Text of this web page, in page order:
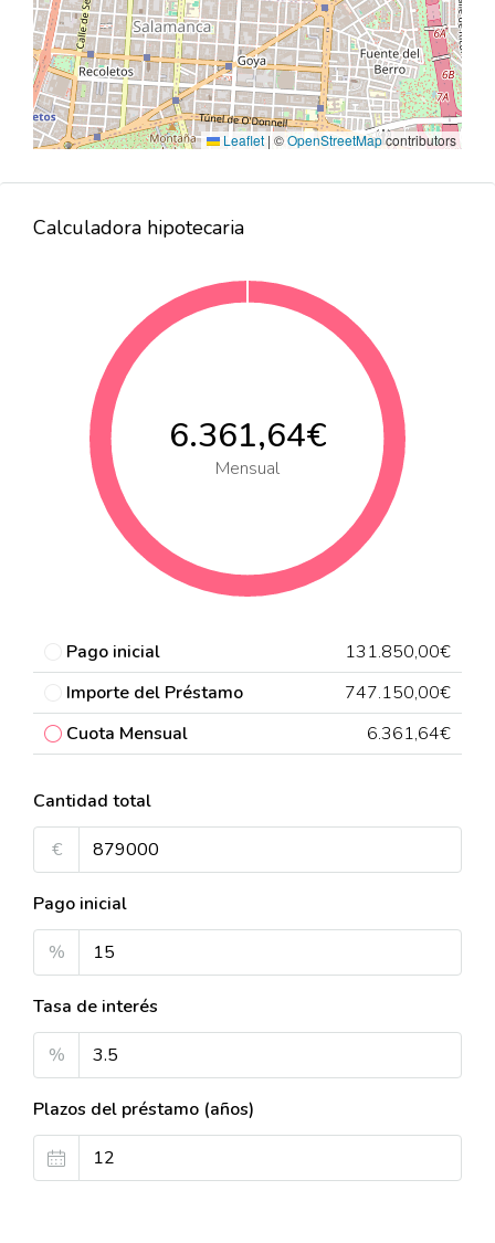
Leaflet | ©OpenStreetMapcontributors
Calculadora hipotecaria
6.361,64€
Mensual
Pago inicial
131.850,00€
Importe del Préstamo
747.150,00€
Cuota Mensual
6.361,64€
Cantidad total
€
Pago inicial
%
Tasa de interés
%
Plazos del préstamo (años)